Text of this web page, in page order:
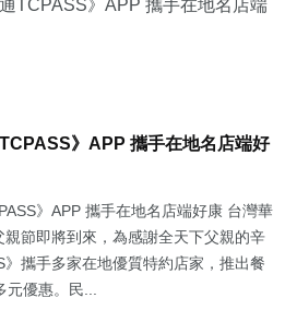
》APP 攜手在地名店端好
》APP 攜手在地名店端好康 台灣華
節即將到來，為感謝全天下父親的辛
攜手多家在地優質特約店家，推出餐
元優惠。民...